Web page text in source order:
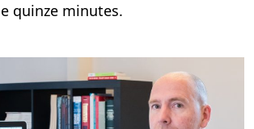
quinze minutes.